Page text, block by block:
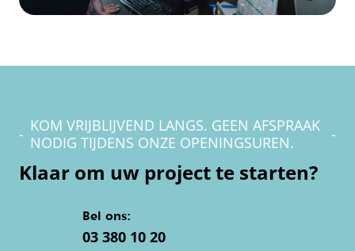
- KOM VRIJBLIJVEND LANGS. GEEN AFSPRAAK
NODIG TIJDENS ONZE OPENINGSUREN.
-
Klaar om uw project te starten?
Bel ons:
03 380 10 20